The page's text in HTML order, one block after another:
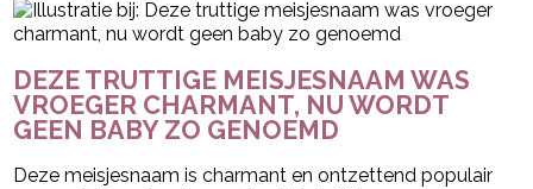
DEZE TRUTTIGE MEISJESNAAM WAS
VROEGER CHARMANT, NU WORDT
GEEN BABY ZO GENOEMD
Deze meisjesnaam is charmant en ontzettend populair